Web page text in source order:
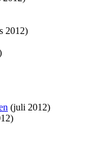
2012)
(juli 2012)